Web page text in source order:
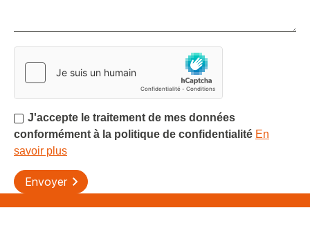
J'accepte le traitement de mes données
conformément à la politique de confidentialité En
savoir plus
Axeptio consent
Envoyer